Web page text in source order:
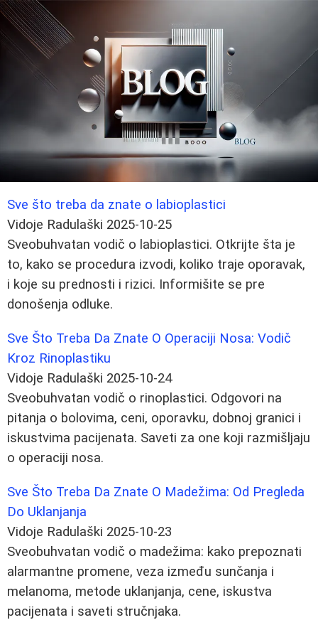
Sve što treba da znate o labioplastici
Vidoje Radulaški 2025-10-25
Sveobuhvatan vodič o labioplastici. Otkrijte šta je
to, kako se procedura izvodi, koliko traje oporavak,
i koje su prednosti i rizici. Informišite se pre
donošenja odluke.
Sve Što Treba Da Znate O Operaciji Nosa: Vodič
Kroz Rinoplastiku
Vidoje Radulaški 2025-10-24
Sveobuhvatan vodič o rinoplastici. Odgovori na
pitanja o bolovima, ceni, oporavku, dobnoj granici i
iskustvima pacijenata. Saveti za one koji razmišljaju
o operaciji nosa.
Sve Što Treba Da Znate O Madežima: Od Pregleda
Do Uklanjanja
Vidoje Radulaški 2025-10-23
Sveobuhvatan vodič o madežima: kako prepoznati
alarmantne promene, veza između sunčanja i
melanoma, metode uklanjanja, cene, iskustva
pacijenata i saveti stručnjaka.